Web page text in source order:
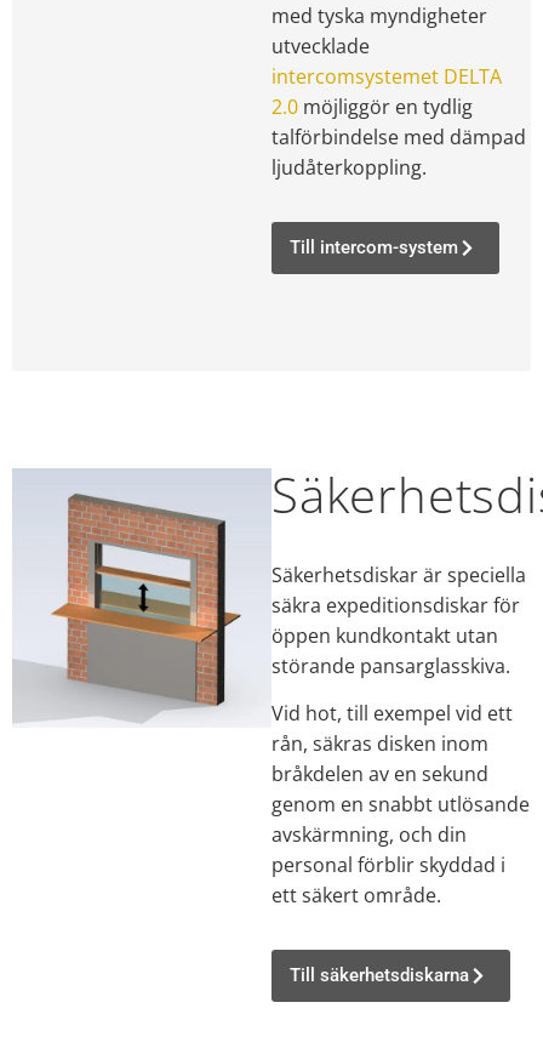
med tyska myndigheter
utvecklade
intercomsystemet DELTA
2.0 möjliggör en tydlig
talförbindelse med dämpad
ljudåterkoppling.
Till intercom-system
Säkerhetsdiskar är speciella
säkra expeditionsdiskar för
öppen kundkontakt utan
störande pansarglasskiva.
Vid hot, till exempel vid ett
rån, säkras disken inom
bråkdelen av en sekund
genom en snabbt utlösande
avskärmning, och din
personal förblir skyddad i
ett säkert område.
Till säkerhetsdiskarna